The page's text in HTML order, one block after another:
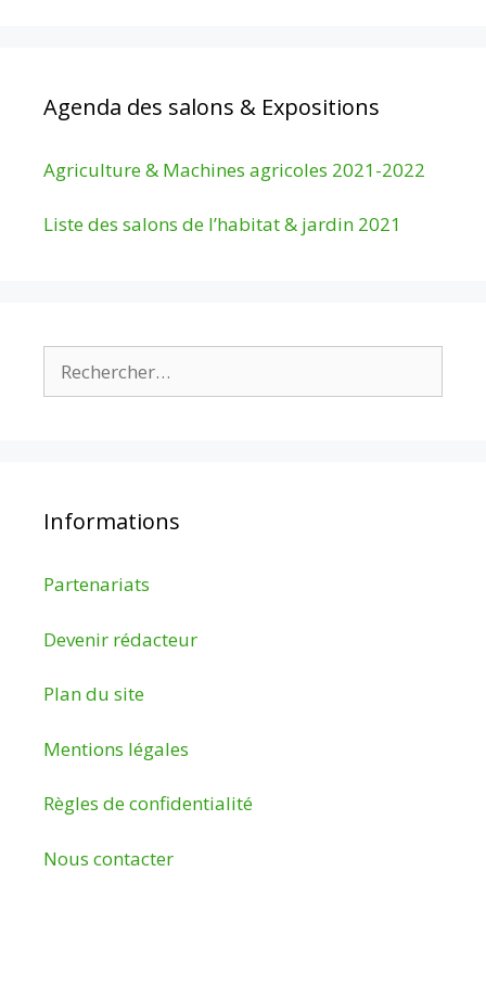
Agenda des salons & Expositions
Agriculture & Machines agricoles 2021-2022
Liste des salons de l’habitat & jardin 2021
Informations
Partenariats
Devenir rédacteur
Plan du site
Mentions légales
Règles de confidentialité
Nous contacter